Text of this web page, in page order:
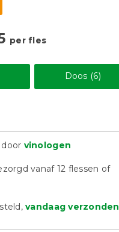
per fles
Doos (6)
vinologen
vanaf 12 flessen of
vandaag verzonden